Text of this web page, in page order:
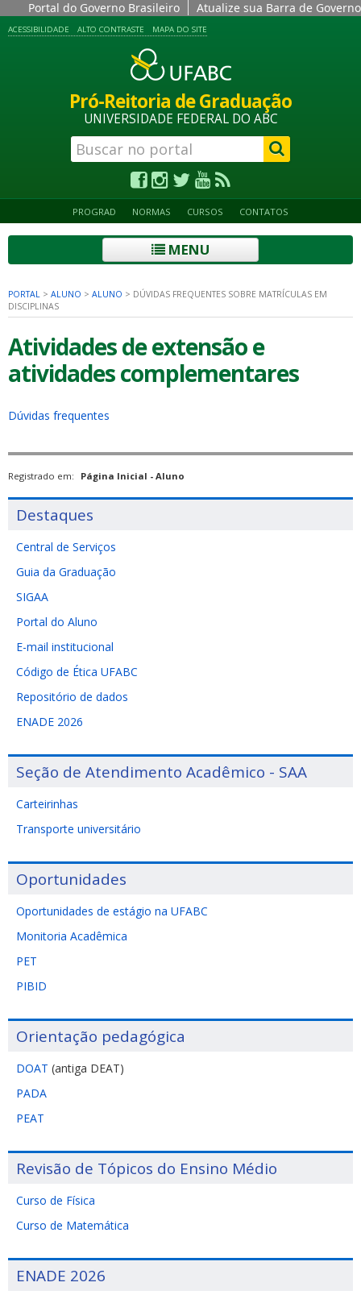
Portal do Governo Brasileiro Atualize sua Barra de Governo
ACESSIBILIDADE ALTO CONTRASTE MAPA DO SITE
Pró-Reitoria de Graduação
UNIVERSIDADE FEDERAL DO ABC
PROGRAD NORMAS CURSOS CONTATOS
MENU
PORTAL > ALUNO > ALUNO > DÚVIDAS FREQUENTES SOBRE MATRÍCULAS EM
DISCIPLINAS
Atividades de extensão e
atividades complementares
Dúvidas frequentes
Registrado em: Página Inicial - Aluno
Destaques
Central de Serviços
Guia da Graduação
SIGAA
Portal do Aluno
E-mail institucional
Código de Ética UFABC
Repositório de dados
ENADE 2026
Seção de Atendimento Acadêmico - SAA
Carteirinhas
Transporte universitário
Oportunidades
Oportunidades de estágio na UFABC
Monitoria Acadêmica
PET
PIBID
Orientação pedagógica
DOAT (antiga DEAT)
PADA
PEAT
Revisão de Tópicos do Ensino Médio
Curso de Física
Curso de Matemática
ENADE 2026